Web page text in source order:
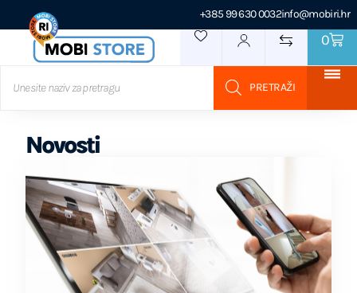
+385 99 630 0032info@mobiri.hr
0
Novosti